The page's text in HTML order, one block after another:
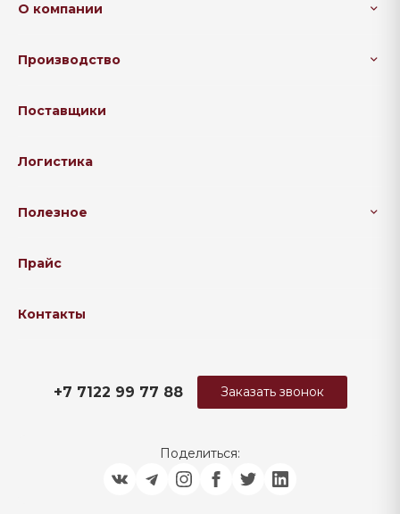
О компании
Производство
Поставщики
Логистика
Полезное
Прайс
Контакты
+7 7122 99 77 88 Заказать звонок
Поделиться: